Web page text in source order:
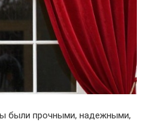
были прочными, надежными,